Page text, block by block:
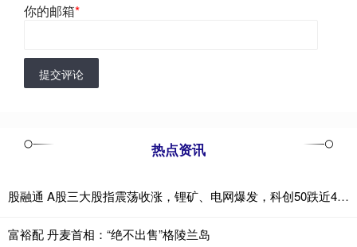
你的邮箱*
提交评论
热点资讯
股融通 A股三大股指震荡收涨，锂矿、电网爆发，科创50跌近4%，半导体产业链齐跌，恒指涨超1%，科网股普涨
富裕配 丹麦首相：“绝不出售”格陵兰岛